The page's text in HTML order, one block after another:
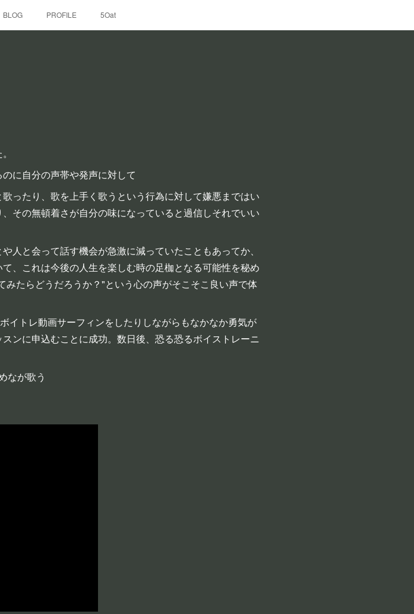
BLOG PROFILE 5Oat
に自分の声帯や発声に対して
ったり、歌を上手く歌うという行為に対して嫌悪まではい
その無頓着さが自分の味になっていると過信しそれでいい
人と会って話す機会が急激に減っていたこともあってか、
、これは今後の人生を楽しむ時の足枷となる可能性を秘め
たらどうだろうか？"という心の声がそこそこ良い声で体
イトレ動画サーフィンをしたりしながらもなかなか勇気が
ンに申込むことに成功。数日後、恐る恐るボイストレーニ
なが歌う